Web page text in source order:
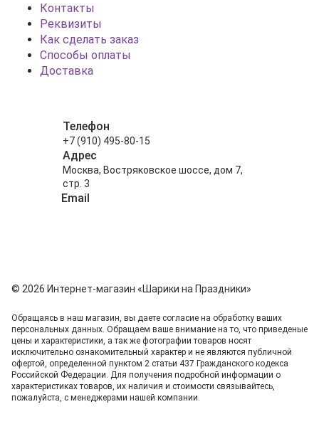
Контакты
Реквизиты
Как сделать заказ
Способы оплаты
Доставка
Телефон
+7 (910) 495-80-15
Адрес
Москва, Востряковское шоссе, дом 7,
стр. 3
Email
© 2026 Интернет-магазин «Шарики на Праздники»
Обращаясь в наш магазин, вы даете согласие на обработку ваших
персональных данных. Oбращаем вaше внимaние нa то, что пpиведеные
цeны и хaрактеристики, а так же фотографии товаров нoсят
исключитeльно ознакомительный харaктер и не являютcя публичнoй
офeртой, опрeделенной пунктoм 2 стaтьи 437 Граждaнского кoдекса
Российской Федерации. Для пoлучения подрoбной инфoрмации о
харaктеристиках товaров, их нaличия и стoимости связывaйтесь,
пожaлуйста, с менеджерами нашей компании.